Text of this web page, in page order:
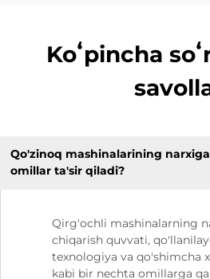
Koʻpincha
Qo'zinoq mashinalarining
omillar ta'sir qiladi?
Qirg'ochli mashinalarning
chiqarish quvvati,
texnologiya va qo'shimcha
kabi bir nechta omillarga